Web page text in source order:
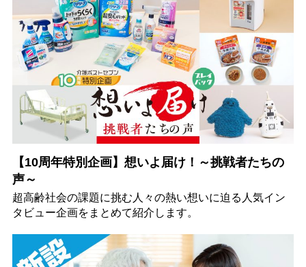
【10周年特別企画】想いよ届け！～挑戦者たちの
声～
超高齢社会の課題に挑む人々の熱い想いに迫る人気イン
タビュー企画をまとめて紹介します。